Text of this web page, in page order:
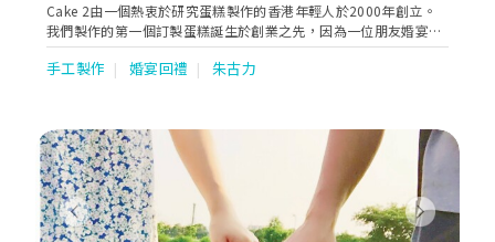
Cake 2由一個熱衷於研究蛋糕製作的香港年輕人於2000年創立。
我們製作的第一個訂製蛋糕誕生於創業之先，因為一位朋友婚宴的
邀請，我們有了為他製作結婚蛋糕的機會。一向自學製作蛋糕的創
業店主為了向朋友送上一份最甜美的祝福，特別花了一段時間參考
流行訂製度身訂造的忌廉蛋糕，藉著店主對這方面的興趣及市場上
的可能性，Cake 2誕生了。多年來，Cake 2一直專注於為顧客製作
出度身訂造的蛋糕及獻上獨一無二的甜點，讓顧客能為特別之人，
在特別的場合上送上一份心意。
手工製作 婚宴回禮 朱古力
Previous Next